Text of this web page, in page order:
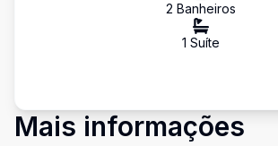
2 Banheiros
1 Suíte
Mais informações